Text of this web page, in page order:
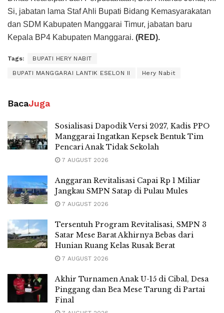
Si, jabatan lama Staf Ahli Bupati Bidang Kemasyarakatan
dan SDM Kabupaten Manggarai Timur, jabatan baru
Kepala BP4 Kabupaten Manggarai. (RED).
Tags: BUPATI HERY NABIT
BUPATI MANGGARAI LANTIK ESELON II Hery Nabit
BacaJuga
Sosialisasi Dapodik Versi 2027, Kadis PPO
Manggarai Ingatkan Kepsek Bentuk Tim
Pencari Anak Tidak Sekolah
7 AUGUST 2026
Anggaran Revitalisasi Capai Rp 1 Miliar
Jangkau SMPN Satap di Pulau Mules
7 AUGUST 2026
Tersentuh Program Revitalisasi, SMPN 3
Satar Mese Barat Akhirnya Bebas dari
Hunian Ruang Kelas Rusak Berat
7 AUGUST 2026
Akhir Turnamen Anak U-15 di Cibal, Desa
Pinggang dan Bea Mese Tarung di Partai
Final